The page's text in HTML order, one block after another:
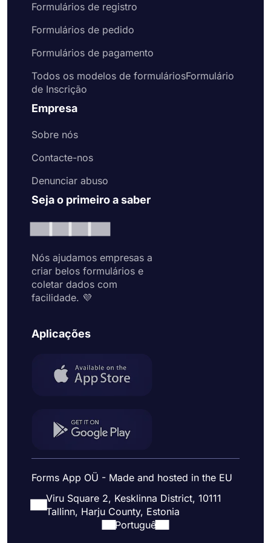
Formulários de registro
Formulários de pedido
Formulários de pagamento
Todos os modelos de formuláriosFormulário
de Inscrição
Empresa
Sobre nós
Contacte-nos
Denunciar abuso
Seja o primeiro a saber
Nós ajudamos empresas a
criar belos formulários e
coletar dados com
facilidade. 💜
Aplicações
Forms App OÜ - Made and hosted in the EU
Viru Square 2, Kesklinna District, 10111
Tallinn, Harju County, Estonia
Portuguê